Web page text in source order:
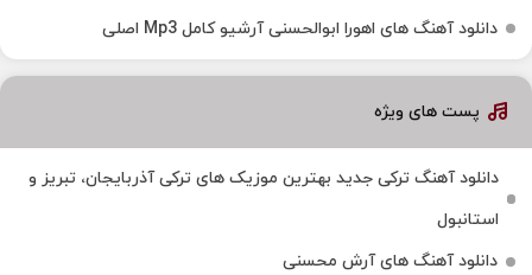
دانلود آهنگ های اهورا ابوالحسنی آرشیو کامل Mp3 اصلی
پست های ویژه
دانلود آهنگ ترکی جدید بهترین موزیک‌ های ترکی آذربایجان، تبریز و
استانبول
دانلود آهنگ های آرش محسنی